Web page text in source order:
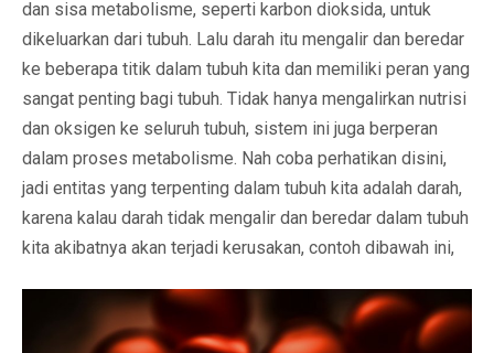
dan sisa metabolisme, seperti karbon dioksida, untuk
dikeluarkan dari tubuh. Lalu darah itu mengalir dan beredar
ke beberapa titik dalam tubuh kita dan memiliki peran yang
sangat penting bagi tubuh. Tidak hanya mengalirkan nutrisi
dan oksigen ke seluruh tubuh, sistem ini juga berperan
dalam proses metabolisme. Nah coba perhatikan disini,
jadi entitas yang terpenting dalam tubuh kita adalah darah,
karena kalau darah tidak mengalir dan beredar dalam tubuh
kita akibatnya akan terjadi kerusakan, contoh dibawah ini,